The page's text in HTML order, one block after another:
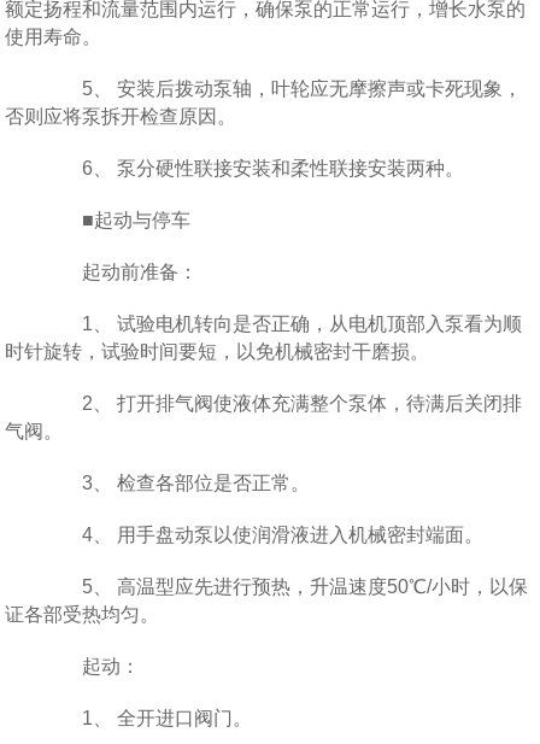
额定扬程和流量范围内运行，确保泵的正常运行，增长水泵的
使用寿命。
5、 安装后拨动泵轴，叶轮应无摩擦声或卡死现象，
否则应将泵拆开检查原因。
6、 泵分硬性联接安装和柔性联接安装两种。
■起动与停车
起动前准备：
1、 试验电机转向是否正确，从电机顶部入泵看为顺
时针旋转，试验时间要短，以免机械密封干磨损。
2、 打开排气阀使液体充满整个泵体，待满后关闭排
气阀。
3、 检查各部位是否正常。
4、 用手盘动泵以使润滑液进入机械密封端面。
5、 高温型应先进行预热，升温速度50℃/小时，以保
证各部受热均匀。
起动：
1、 全开进口阀门。